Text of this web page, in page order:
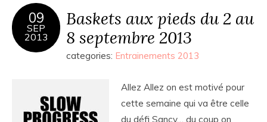
09
SEP
2013
Baskets aux pieds du 2 au
8 septembre 2013
categories: Entrainements 2013
Allez Allez on est motivé pour
cette semaine qui va être celle
du défi Sancy… du coup on